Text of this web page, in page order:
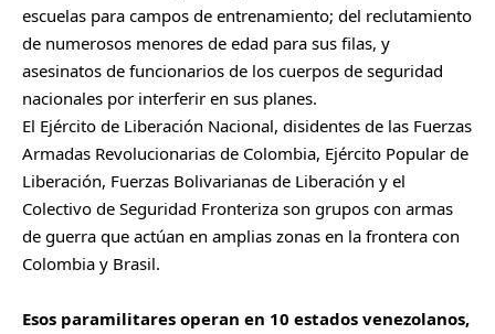
escuelas para campos de entrenamiento; del reclutamiento
de numerosos menores de edad para sus filas, y
asesinatos de funcionarios de los cuerpos de seguridad
nacionales por interferir en sus planes.
El Ejército de Liberación Nacional, disidentes de las Fuerzas
Armadas Revolucionarias de Colombia, Ejército Popular de
Liberación, Fuerzas Bolivarianas de Liberación y el
Colectivo de Seguridad Fronteriza son grupos con armas
de guerra que actúan en amplias zonas en la frontera con
Colombia y Brasil.
Esos paramilitares operan en 10 estados venezolanos,